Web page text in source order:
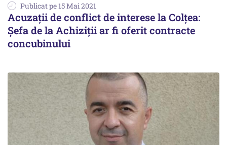
Publicat pe 15 Mai 2021
Acuzații de conflict de interese la Colțea:
Șefa de la Achiziții ar fi oferit contracte
concubinului